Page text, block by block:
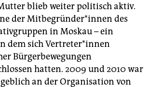
blieb weiter politisch aktiv.
der Mit­be­grün­de­r*in­nen des
in Moskau – ein
dem sich Ver­tre­te­r*in­nen
Bürgerbewegungen
hatten. 2009 und 2010 war
an der Organisation von